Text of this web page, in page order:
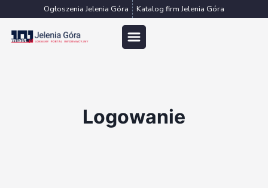
do
treści
Ogłoszenia Jelenia Góra Katalog firm Jelenia Góra
Logowanie